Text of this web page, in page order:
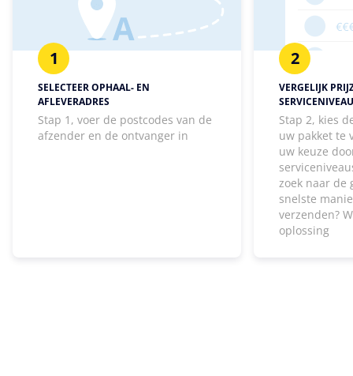
1
SELECTEER OPHAAL- EN
AFLEVERADRES
Stap 1, voer de postcodes van de
afzender en de ontvanger in
2
VERGELIJK
Stap 2, kies
uw pakket te
uw keuze
zoek naar de
snelste
verzenden?
oplossing